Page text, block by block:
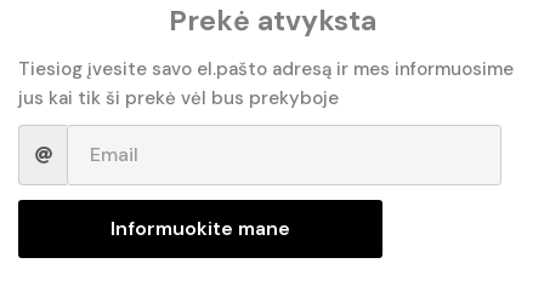
€16.90.
€14.35.
Prekė atvyksta
Tiesiog įvesite savo el.pašto adresą ir mes informuosime
jus kai tik ši prekė vėl bus prekyboje
Informuokite mane